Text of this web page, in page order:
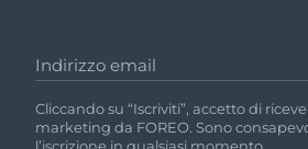
Indirizzo email
Cliccando su “Iscriviti”, accetto di
marketing da FOREO. Sono